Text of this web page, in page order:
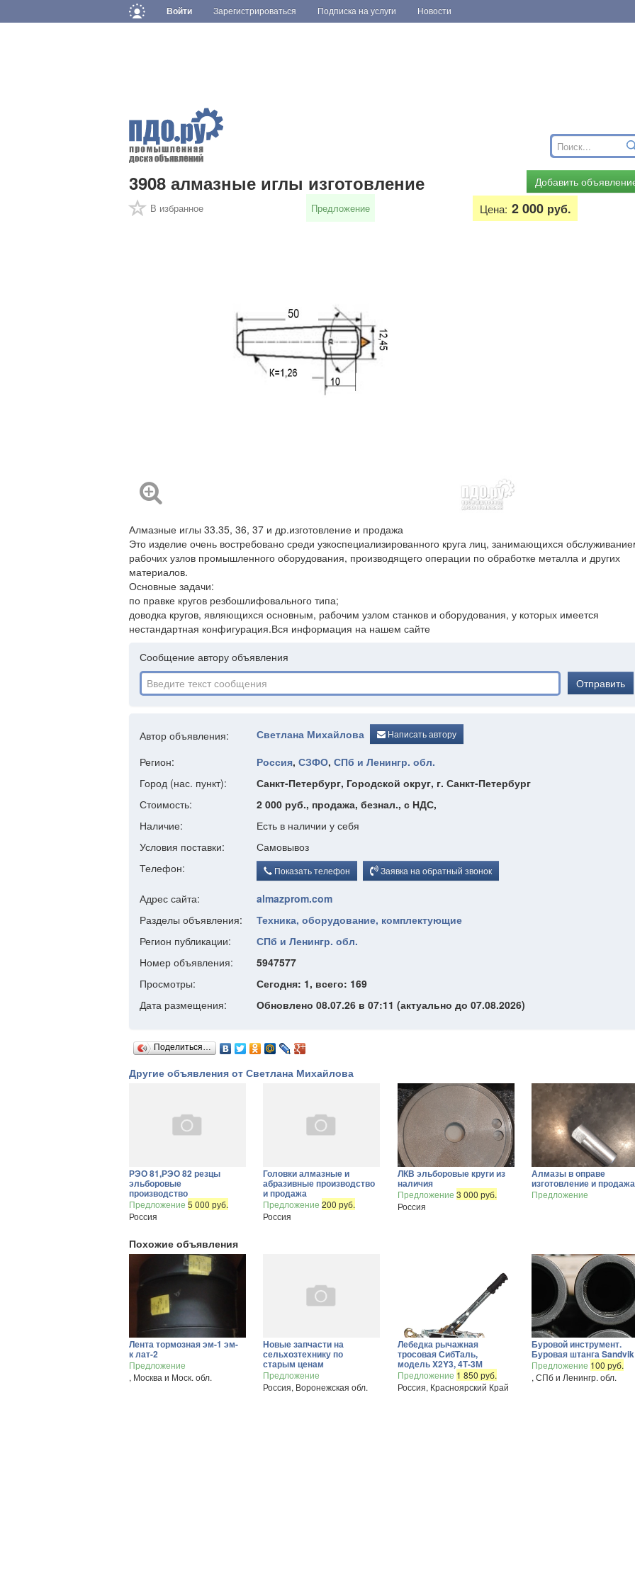
Войти Зарегистрироваться Подписка на услуги Новости
3908 алмазные иглы изготовление Добавить
В избранное Предложение Цена: 2 000 руб.
Алмазные иглы 33.35, 36, 37 и др.изготовление и продажа
Это изделие очень востребовано среди узкоспециализированного круга лиц, занимающихся
рабочих узлов промышленного оборудования, производящего операции по обработке металла и других
материалов.
Основные задачи:
по правке кругов резбошлифовального типа;
доводка кругов, являющихся основным, рабочим узлом станков и оборудования, у которых имеется
нестандартная конфигурация.Вся информация на нашем сайте
Сообщение автору объявления
Отправить
Автор объявления: Светлана Михайлова Написать автору
Регион: Россия, СЗФО, СПб и Ленингр. обл.
Город (нас. пункт):
Санкт-Петербург, Городской округ, г. Санкт-Петербург
Стоимость:
2 000 руб., продажа, безнал., с НДС,
Наличие:
Есть в наличии у себя
Условия поставки:
Самовывоз
Телефон:
Показать телефон Заявка на обратный звонок
Адрес сайта:
almazprom.com
Разделы объявления:
Техника, оборудование, комплектующие
Регион публикации:
СПб и Ленингр. обл.
Номер объявления:
5947577
Просмотры:
Сегодня: 1, всего: 169
Дата размещения:
Обновлено 08.07.26 в 07:11 (актуально до 07.08.2026)
Поделиться…
Другие объявления от Светлана Михайлова
РЭО 81,РЭО 82 резцы
эльборовые
производство
Предложение 5 000 руб.
Россия
Головки алмазные и
абразивные производство
и продажа
Предложение200 руб.
Россия
ЛКВ эльборовые круги из
наличия
Предложение 3 000 руб.
Россия
Алмазы в оправе
изготовление и продажа
Предложение
Похожие объявления
Лента тормозная эм-1 эм-
к лат-2
Предложение
, Москва и Моск. обл.
Новые запчасти на
сельхозтехнику по
старым ценам
Предложение
Россия, Воронежская обл.
Лебедка рычажная
тросовая СибТаль,
модель X2Y3, 4Т-3М
Предложение 1 850 руб.
Россия, Красноярский Край
Буровой инструмент.
Буровая штанга Sandvik
Предложение 100 руб.
, СПб и Ленингр. обл.